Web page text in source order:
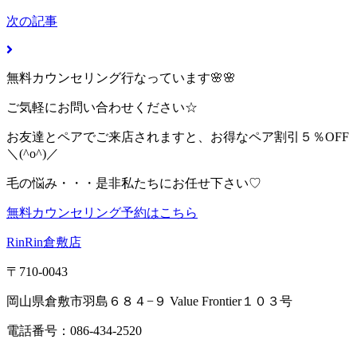
次の記事
無料カウンセリング行なっています🌸🌸
ご気軽にお問い合わせください☆
お友達とペアでご来店されますと、お得なペア割引５％OFF
＼(^o^)／
毛の悩み・・・是非私たちにお任せ下さい♡
無料カウンセリング予約はこちら
RinRin倉敷店
〒710-0043
岡山県倉敷市羽島６８４−９ Value Frontier１０３号
電話番号：086-434-2520